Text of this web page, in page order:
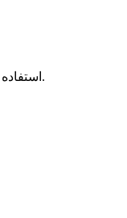
استفاده از مطالب سایت با ذکر منبع بلامانع می‌باشد.